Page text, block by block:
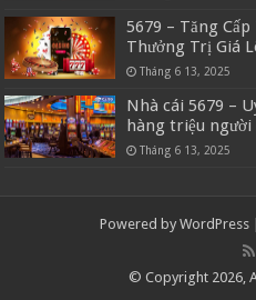
5679 – Tăng
Thưởng Trị Giá
Tháng 6 13, 2025
Nhà cái 5679 –
hàng triệu người
Tháng 6 13, 2025
Powered by WordPress
© Copyright 2026,